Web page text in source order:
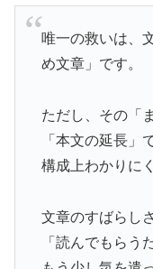
唯一の救いは、
め文章」です。
ただし、その「
「本文の延長」
構成上わかりに
文章のすばらし
「読んでもらう